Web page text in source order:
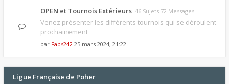
OPEN et Tournois Extérieurs 46 Sujets 72 Messages
Venez présenter les différents tournois qui se déroulent
prochainement
par Fabs242 25 mars 2024, 21:22
Ligue Française de Poher